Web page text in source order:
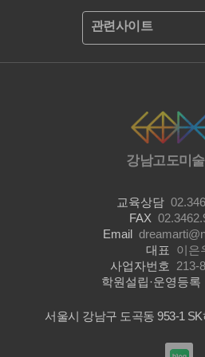
관련사이트
강남고도미
교육상담
FAX
Email
대표
이은
사업자번호
213-
학원설립·운영등록
서울시 강남구 도곡동 953-1